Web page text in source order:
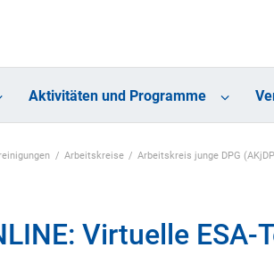
Aktivitäten und Programme
Arbeitskreise Arbeitskreis junge DPG
Virtuelle ESA-